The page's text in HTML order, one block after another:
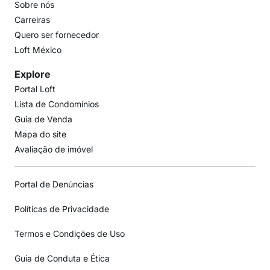
Sobre nós
Carreiras
Quero ser fornecedor
Loft México
Explore
Portal Loft
Lista de Condomínios
Guia de Venda
Mapa do site
Avaliação de imóvel
Portal de Denúncias
Políticas de Privacidade
Termos e Condições de Uso
Guia de Conduta e Ética